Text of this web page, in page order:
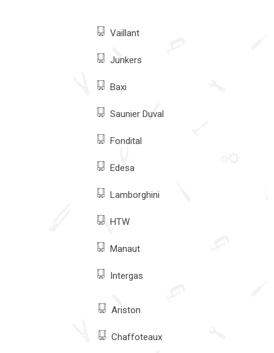
Vaillant
Junkers
Baxi
Saunier Duval
Fondital
Edesa
Lamborghini
HTW
Manaut
Intergas
Ariston
Chaffoteaux